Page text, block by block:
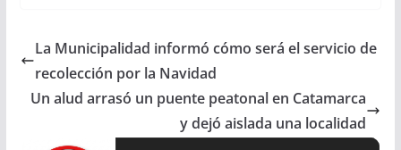
e
b
t
i
r
La Municipalidad informó cómo será el servicio de
recolección por la Navidad
Un alud arrasó un puente peatonal en Catamarca
y dejó aislada una localidad